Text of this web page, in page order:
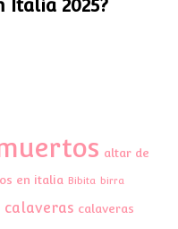
Italia 2025?
altar de
en italia Bibita birra
calaveras calaveras